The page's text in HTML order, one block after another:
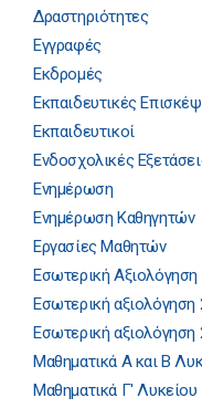
Δραστηριότητες
Εγγραφές
Εκδρομές
Εκπαιδευτικές
Εκπαιδευτικοί
Ενδοσχολικές
Ενημέρωση
Ενημέρωση Καθηγητών
Εργασίες Μαθητών
Εσωτερική Αξιολόγηση
Εσωτερική αξιολόγηση
Εσωτερική αξιολόγηση
Μαθηματικά Α και Β
Μαθηματικά Γ' Λυκείου